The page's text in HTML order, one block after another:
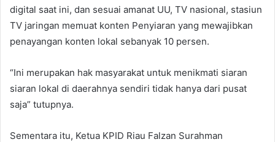
digital saat ini, dan sesuai amanat UU, TV nasional, stasiun
TV jaringan memuat konten Penyiaran yang mewajibkan
penayangan konten lokal sebanyak 10 persen.
“Ini merupakan hak masyarakat untuk menikmati siaran
siaran lokal di daerahnya sendiri tidak hanya dari pusat
saja” tutupnya.
Sementara itu, Ketua KPID Riau Falzan Surahman